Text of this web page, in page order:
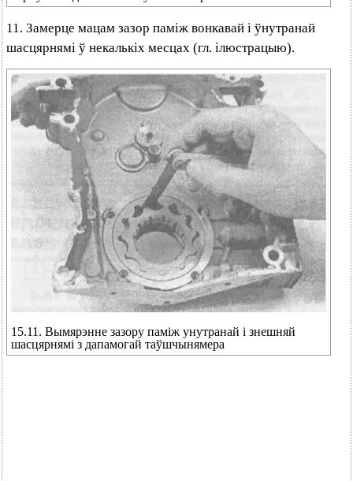
11. Замерце мацам зазор паміж вонкавай і ўнутранай
шасцярнямі ў некалькіх месцах (гл. ілюстрацыю).
15.11. Вымярэнне зазору паміж унутранай і знешняй
шасцярнямі з дапамогай таўшчынямера